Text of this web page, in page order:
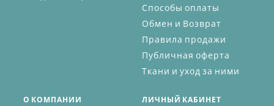
Способы оплаты
Обмен и Возврат
Правила продажи
Публичная оферта
Ткани и уход за ними
О КОМПАНИИ ЛИЧНЫЙ КАБИНЕТ